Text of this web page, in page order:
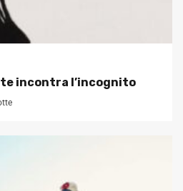
incontra l’incognito